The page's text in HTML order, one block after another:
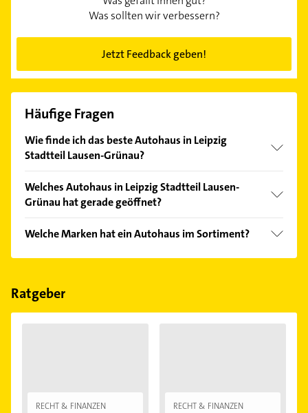
Was sollten wir verbessern?
Jetzt Feedback geben!
Häufige Fragen
Wie finde ich das beste Autohaus in Leipzig
Stadtteil Lausen-Grünau?
Kundenmeinungen und profitieren Sie von den
Empfehlungen. Die Suchergebnisse können Sie sich
Welches Autohaus in Leipzig Stadtteil Lausen-
Grünau hat gerade geöffnet?
Bitte beachten Sie, dass diese an Sonn- und
Feiertagen abweichen können.
Welche Marken hat ein Autohaus im Sortiment?
Das Autohaus verkauft Marken wie Ford.
Ratgeber
RECHT & FINANZEN RECHT & FINANZEN